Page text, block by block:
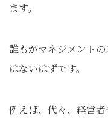
ます。
誰もがマネジメント
はないはずです。
例えば、代々、経営